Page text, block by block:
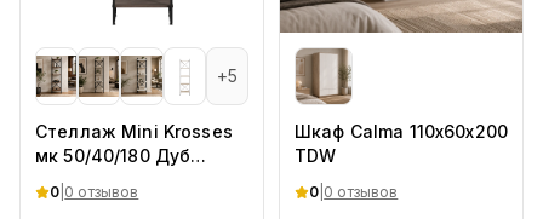
+5
Стеллаж Mini Krosses
мк 50/40/180 Дуб
Барокко.Ch
0 0 отзывов
Шкаф Calma 110х60х200
TDW
0 0 отзывов